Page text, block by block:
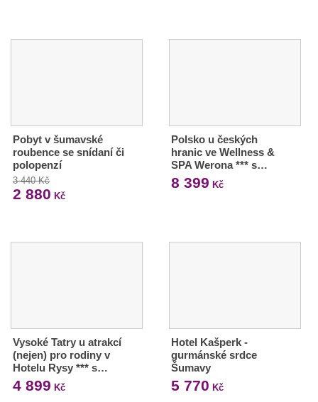
Pobyt v šumavské
roubence se snídaní či
polopenzí
3 440 Kč
2 880 Kč
Polsko u českých
hranic ve Wellness &
SPA Werona *** s…
8 399 Kč
Vysoké Tatry u atrakcí
(nejen) pro rodiny v
Hotelu Rysy *** s…
4 899 Kč
Hotel Kašperk -
gurmánské srdce
Šumavy
5 770 Kč